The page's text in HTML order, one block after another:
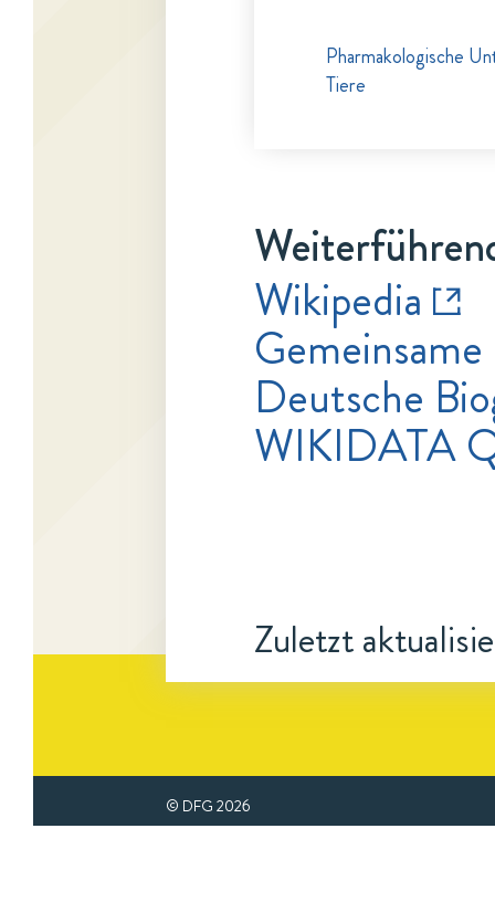
Pharmakologische
Tiere
Wikipedia
Deutsche
WIKIDATA
Zuletzt
© DFG 2026